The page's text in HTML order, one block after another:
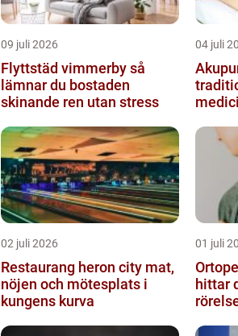
09 juli 2026
Flyttstäd vimmerby så
lämnar du bostaden
skinande ren utan stress
04 juli
02 juli 2026
Restaurang heron city mat,
nöjen och mötesplats i
kungens kurva
01 juli
hittar